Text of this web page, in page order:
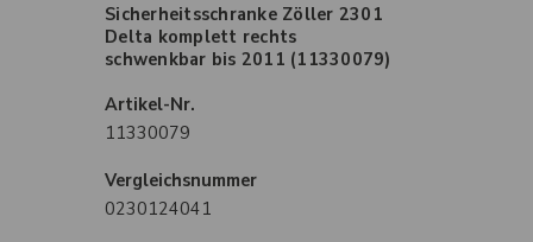
Sicherheitsschranke Zöller 2301
Delta komplett rechts
schwenkbar bis 2011 (11330079)
Artikel-Nr.
11330079
Vergleichsnummer
0230124041